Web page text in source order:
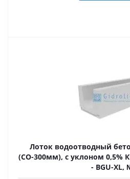
Лоток водоотводный
(СО-300мм), с уклоном 0,5%
- BGU-XL,